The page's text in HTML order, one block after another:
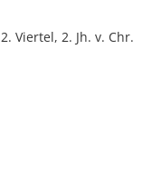
2. Viertel, 2. Jh. v. Chr.